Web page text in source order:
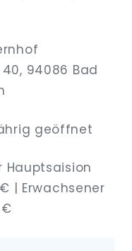
94086 Bad
geöffnet
Hauptsaision
| Erwachsener